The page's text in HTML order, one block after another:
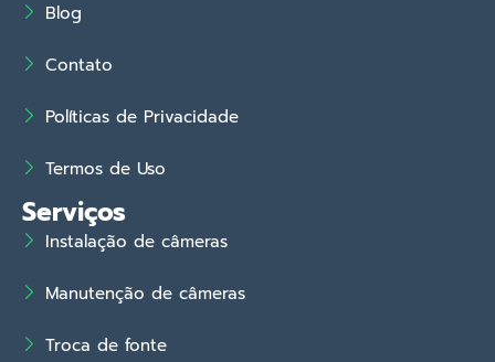
Blog
Contato
Políticas de Privacidade
Termos de Uso
Serviços
Instalação de câmeras
Manutenção de câmeras
Troca de fonte